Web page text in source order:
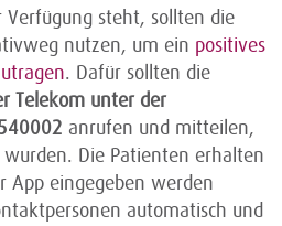
Verfügung steht, sollten die
nutzen, um ein positives
. Dafür sollten die
Telekom unter der
anrufen und mitteilen,
wurden. Die Patienten erhalten
App eingegeben werden
automatisch und